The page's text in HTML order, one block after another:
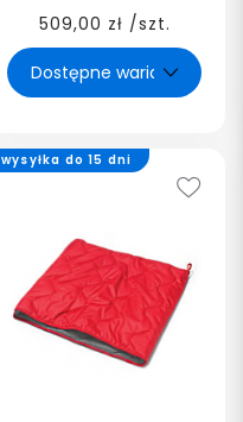
509,00 zł /szt.
wysyłka do 15 dni